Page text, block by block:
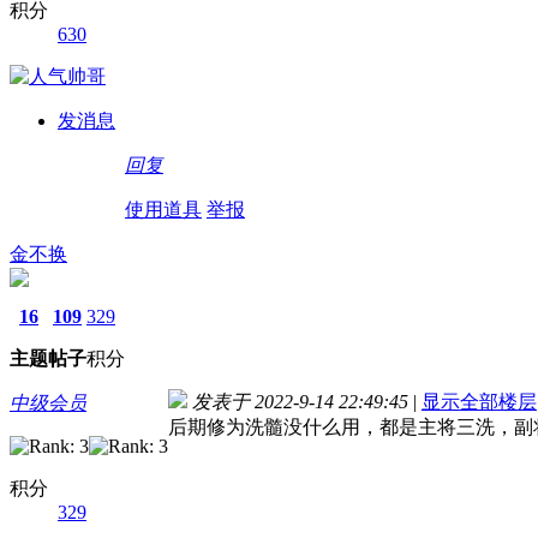
积分
630
发消息
回复
使用道具 举报
金不换
16
主题
109
帖子
329
积分
中级会员
积分
329
发表于 2022-9-14 22:49:45 | 显示全部楼层
后期修为洗髓没什么用，都是主将三洗，